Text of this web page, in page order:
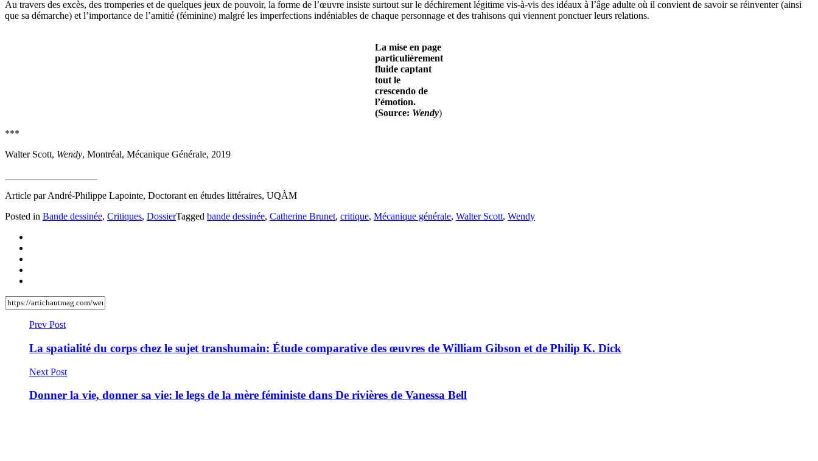
Au travers des excès, des tromperies et de quelques jeux de pouvoir, la forme de l’œuvre insiste surtout sur le déchirement légitime vis-à-vis des idéaux à l’âge adulte où il convient de savoir se réinventer (ainsi
que sa démarche) et l’importance de l’amitié (féminine) malgré les imperfections indéniables de chaque personnage et des trahisons qui viennent ponctuer leurs relations.
La mise en page
particulièrement
fluide captant
tout le
crescendo de
l’émotion.
(Source: Wendy)
***
Walter Scott, Wendy, Montréal, Mécanique Générale, 2019
Article par André-Philippe Lapointe, Doctorant en études littéraires, UQÀM
Posted in Bande dessinée, Critiques, DossierTagged bande dessinée, Catherine Brunet, critique, Mécanique générale, Walter Scott, Wendy
Prev Post
La spatialité du corps chez le sujet transhumain: Étude comparative des œuvres de William Gibson et de Philip K. Dick
Next Post
Donner la vie, donner sa vie: le legs de la mère féministe dans De rivières de Vanessa Bell